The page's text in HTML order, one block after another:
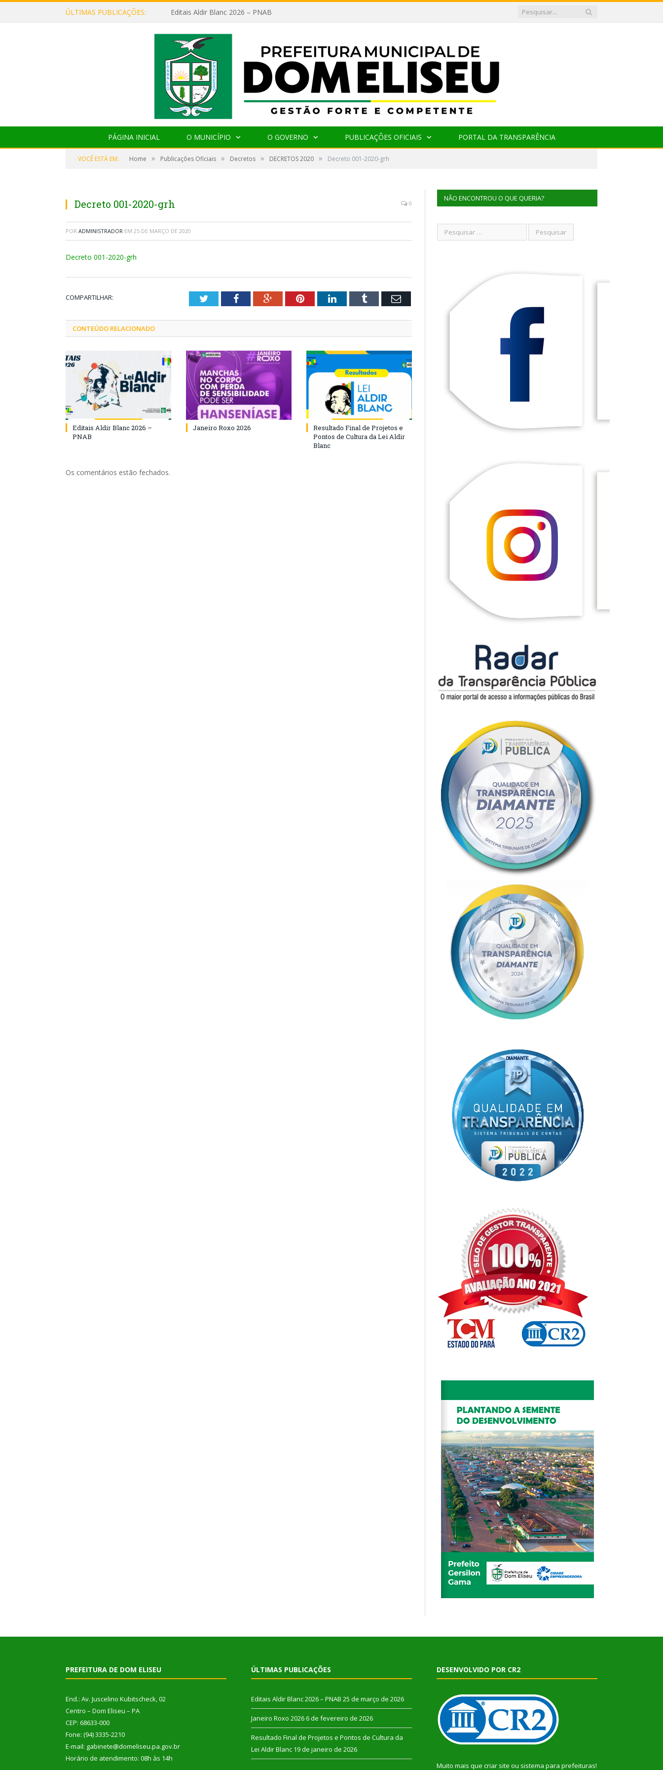
ÚLTIMAS PUBLICAÇÕES: Editais Aldir Blanc 2026 – PNAB
PÁGINA INICIAL O MUNICÍPIO O GOVERNO PUBLICAÇÕES OFICIAIS PORTAL DA TRANSPARÊNCIA
VOCÊ ESTÁ EM: Home » Publicações Oficiais » Decretos » DECRETOS 2020 » Decreto 001-2020-grh
Decreto 001-2020-grh 0
POR ADMINISTRADOR EM 25 DE MARÇO DE 2020
Decreto 001-2020-grh
COMPARTILHAR: TwitterFacebookGoogle+PinterestLinkedInTumblr Email
CONTEÚDO RELACIONADO
Editais Aldir Blanc 2026 –
PNAB
Janeiro Roxo 2026
Resultado Final de Projetos e
Pontos de Cultura da Lei Aldir
Blanc
Os comentários estão fechados.
NÃO ENCONTROU O QUE QUERIA?
PREFEITURA DE DOM ELISEU
End.: Av. Juscelino Kubitscheck, 02
Centro – Dom Eliseu – PA
CEP: 68633-000
Fone: (94) 3335-2210
E-mail: gabinete@domeliseu.pa.gov.br
Horário de atendimento: 08h às 14h
ÚLTIMAS PUBLICAÇÕES
Editais Aldir Blanc 2026 – PNAB 25 de março de 2026
Janeiro Roxo 2026 6 de fevereiro de 2026
Resultado Final de Projetos e Pontos de Cultura da
Lei Aldir Blanc 19 de janeiro de 2026
DESENVOLVIDO POR CR2
Muito mais que criar site ou sistema para prefeituras!